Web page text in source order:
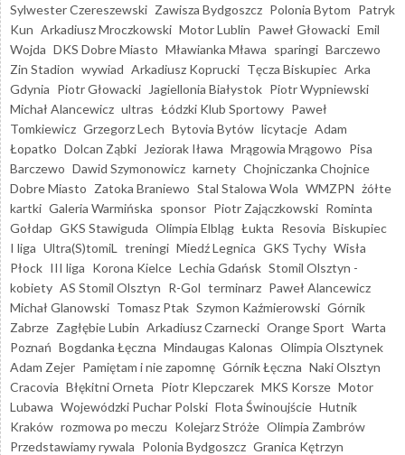
Sylwester Czereszewski Zawisza Bydgoszcz Polonia Bytom Patryk
Kun Arkadiusz Mroczkowski Motor Lublin Paweł Głowacki Emil
Wojda DKS Dobre Miasto Mławianka Mława sparingi Barczewo
Zin Stadion wywiad Arkadiusz Koprucki Tęcza Biskupiec Arka
Gdynia Piotr Głowacki Jagiellonia Białystok Piotr Wypniewski
Michał Alancewicz ultras Łódzki Klub Sportowy Paweł
Tomkiewicz Grzegorz Lech Bytovia Bytów licytacje Adam
Łopatko Dolcan Ząbki Jeziorak Iława Mrągowia Mrągowo Pisa
Barczewo Dawid Szymonowicz karnety Chojniczanka Chojnice
Dobre Miasto Zatoka Braniewo Stal Stalowa Wola WMZPN żółte
kartki Galeria Warmińska sponsor Piotr Zajączkowski Rominta
Gołdap GKS Stawiguda Olimpia Elbląg Łukta Resovia Biskupiec
I liga Ultra(S)tomiL treningi Miedź Legnica GKS Tychy Wisła
Płock III liga Korona Kielce Lechia Gdańsk Stomil Olsztyn -
kobiety AS Stomil Olsztyn R-Gol terminarz Paweł Alancewicz
Michał Glanowski Tomasz Ptak Szymon Kaźmierowski Górnik
Zabrze Zagłębie Lubin Arkadiusz Czarnecki Orange Sport Warta
Poznań Bogdanka Łęczna Mindaugas Kalonas Olimpia Olsztynek
Adam Zejer Pamiętam i nie zapomnę Górnik Łęczna Naki Olsztyn
Cracovia Błękitni Orneta Piotr Klepczarek MKS Korsze Motor
Lubawa Wojewódzki Puchar Polski Flota Świnoujście Hutnik
Kraków rozmowa po meczu Kolejarz Stróże Olimpia Zambrów
Przedstawiamy rywala Polonia Bydgoszcz Granica Kętrzyn